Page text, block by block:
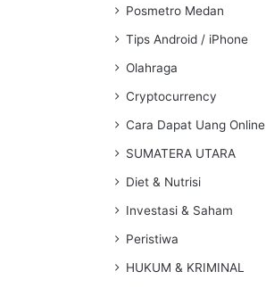
Posmetro Medan
Tips Android / iPhone
Olahraga
Cryptocurrency
Cara Dapat Uang Online
SUMATERA UTARA
Diet & Nutrisi
Investasi & Saham
Peristiwa
HUKUM & KRIMINAL